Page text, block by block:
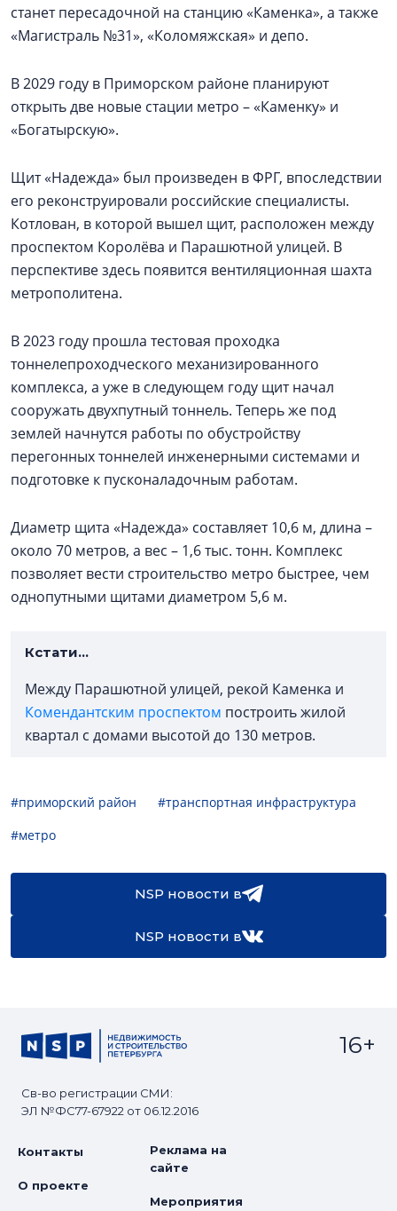
станет пересадочной на станцию «Каменка», а также
«Магистраль №31», «Коломяжская» и депо.
В 2029 году в Приморском районе планируют
открыть две новые стации метро – «Каменку» и
«Богатырскую».
Щит «Надежда» был произведен в ФРГ, впоследствии
его реконструировали российские специалисты.
Котлован, в которой вышел щит, расположен между
проспектом Королёва и Парашютной улицей. В
перспективе здесь появится вентиляционная шахта
метрополитена.
В 2023 году прошла тестовая проходка
тоннелепроходческого механизированного
комплекса, а уже в следующем году щит начал
сооружать двухпутный тоннель. Теперь же под
землей начнутся работы по обустройству
перегонных тоннелей инженерными системами и
подготовке к пусконаладочным работам.
Диаметр щита «Надежда» составляет 10,6 м, длина –
около 70 метров, а вес – 1,6 тыс. тонн. Комплекс
позволяет вести строительство метро быстрее, чем
однопутными щитами диаметром 5,6 м.
Кстати...
Между Парашютной улицей, рекой Каменка и
Комендантским проспектом построить жилой
квартал с домами высотой до 130 метров.
#приморский район
#транспортная инфраструктура
#метро
NSP новости в
NSP новости в
Св-во регистрации СМИ:
ЭЛ №ФС77-67922 от 06.12.2016
16+
Контакты
О проекте
Реклама на
сайте
Мероприятия